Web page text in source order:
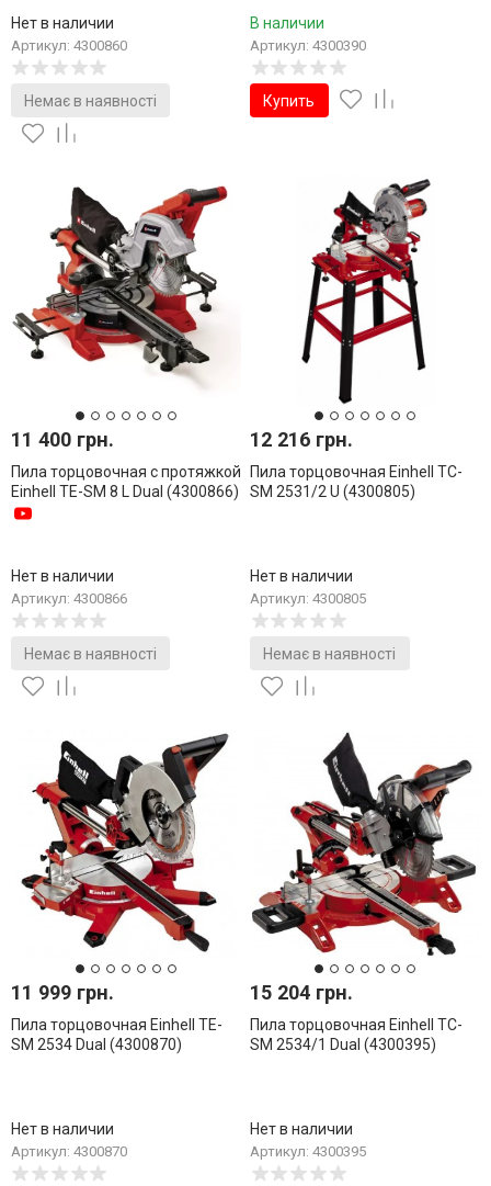
Нет в наличии
Артикул: 4300860
Немає в наявності
В наличии
Артикул: 4300390
Купить
11 400 грн.
Пила торцовочная с протяжкой
Einhell TE-SM 8 L Dual (4300866)
Нет в наличии
Артикул: 4300866
Немає в наявності
12 216 грн.
Пила торцовочная Einhell TC-
SM 2531/2 U (4300805)
Нет в наличии
Артикул: 4300805
Немає в наявності
11 999 грн.
Пила торцовочная Einhell TE-
SM 2534 Dual (4300870)
Нет в наличии
Артикул: 4300870
15 204 грн.
Пила торцовочная Einhell TC-
SM 2534/1 Dual (4300395)
Нет в наличии
Артикул: 4300395